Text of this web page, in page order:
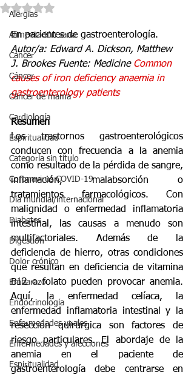
Alergias
Alimentación sana
Cáncer
Cáncer
Cáncer de mama
Cardiología
Espiritualidad
Categoría sin título
Coronavirus COVID-19
Día mundial/internacional
Diabetes
Digestión
Dolor crónico
Embarazo
Endocrinología
Enfermedades virales
Enfermedades y afecciones
Espiritualidad
Obtuvo NaN de 5 estrellas.
En pacientes de gastroenterología.
Autor/a: Edward A. Dickson, Matthew
J. Brookes Fuente: Medicine Common
causes of iron deficiency anaemia in
gastroenterology patients
Resumen
Los trastornos gastroenterológicos
conducen con frecuencia a la anemia
como resultado de la pérdida de sangre,
inflamación, malabsorción o
tratamientos farmacológicos. Con
malignidad o enfermedad inflamatoria
intestinal, las causas a menudo son
multifactoriales. Además de la
deficiencia de hierro, otras condiciones
que resultan en deficiencia de vitamina
B12 o folato pueden provocar anemia.
Aquí, la enfermedad celíaca, la
enfermedad inflamatoria intestinal y la
resección quirúrgica son factores de
riesgo particulares. El abordaje de la
anemia en el paciente de
gastroenterología debe centrarse en